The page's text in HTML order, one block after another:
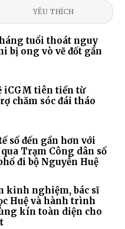
YÊU THÍCH
tuổi thoát nguy
bị ong vò vẽ đốt gần
iCGM tiên tiến từ
chăm sóc đái tháo
số đến gần hơn với
Trạm Công dân số
đi bộ Nguyễn Huệ
kinh nghiệm, bác sĩ
Huệ và hành trình
kín toàn diện cho